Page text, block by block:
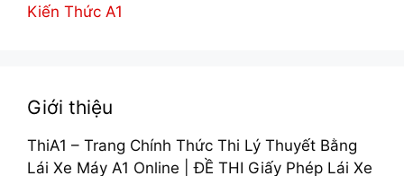
Kiến Thức A1
Giới thiệu
ThiA1 – Trang Chính Thức Thi Lý Thuyết Bằng
Lái Xe Máy A1 Online | ĐỀ THI Giấy Phép Lái Xe